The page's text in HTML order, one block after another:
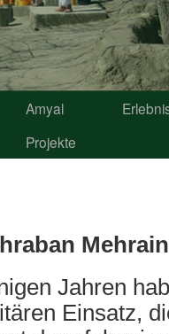
Amyal
Projekte
Mehrain
Jahren
Einsatz,